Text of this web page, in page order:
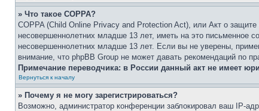
» Что такое COPPA?
COPPA (Child Online Privacy and Protection Act), или Акт о
несовершеннолетних младше 13 лет, иметь на это письменное
несовершеннолетних младше 13 лет. Если вы не уверены,
внимание, что phpBB Group не может давать рекомендаций по
Примечание переводчика: в России данный акт не имеет
Вернуться к началу
» Почему я не могу зарегистрироваться?
Возможно, администратор конференции заблокировал ваш IP-